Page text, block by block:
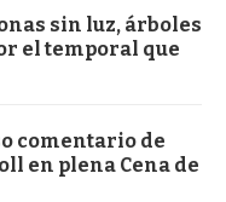
sin luz, árboles
el temporal que
comentario de
en plena Cena de